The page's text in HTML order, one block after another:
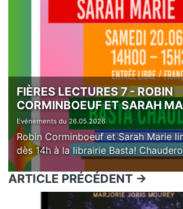
FIÈRES LECTURES 7 - ROBIN
CORMINBOEUF ET SARAH
Evénements du 26.05.2026
Robin Corminboeuf et Sarah Marie
dès 14h à la librairie Basta!
ARTICLE PRÉCÉDENT ->